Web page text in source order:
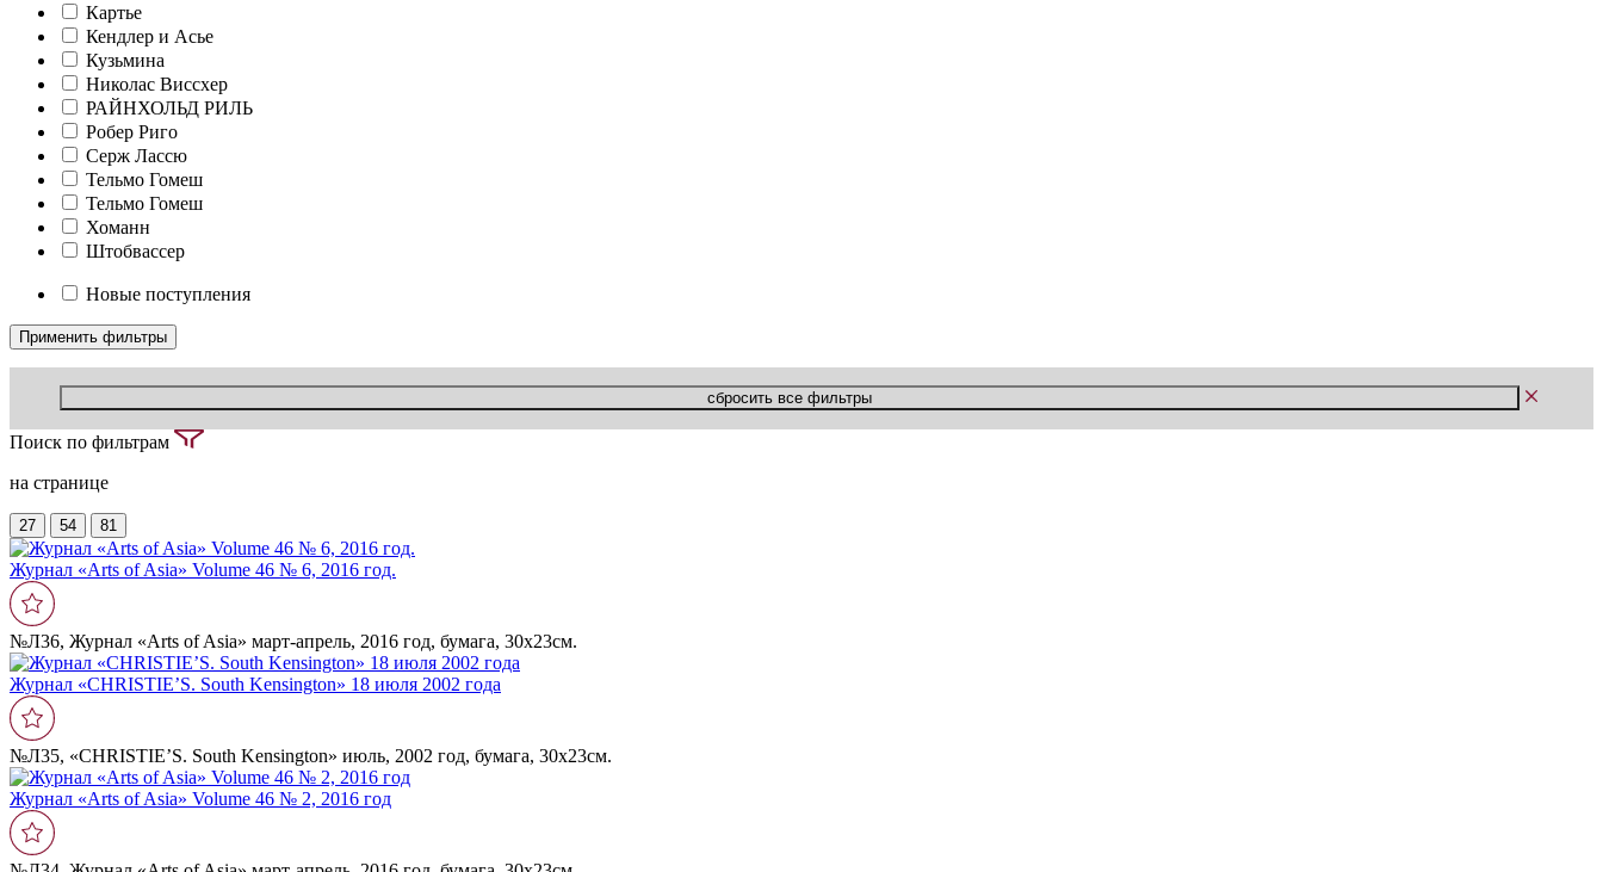
Картье
Кендлер и Асье
Кузьмина
Николас Виссхер
РАЙНХОЛЬД РИЛЬ
Робер Риго
Серж Лассю
Тельмо Гомеш
Тельмо Гомеш
Хоманн
Штобвассер
Новые поступления
Поиск по фильтрам
на странице
27 54 81
Журнал «Arts of Asia» Volume 46 № 6, 2016 год.
№Л36, Журнал «Arts of Asia» март-апрель, 2016 год, бумага, 30х23см.
Журнал «CHRISTIE’S. South Kensington» 18 июля 2002 года
№Л35, «CHRISTIE’S. South Kensington» июль, 2002 год, бумага, 30х23см.
Журнал «Arts of Asia» Volume 46 № 2, 2016 год